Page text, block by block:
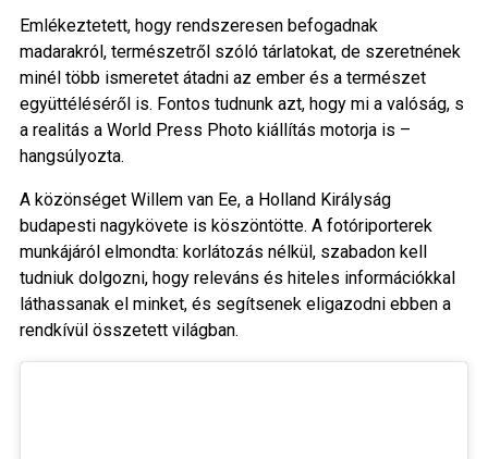
Emlékeztetett, hogy rendszeresen befogadnak
madarakról, természetről szóló tárlatokat, de szeretnének
minél több ismeretet átadni az ember és a természet
együttéléséről is. Fontos tudnunk azt, hogy mi a valóság, s
a realitás a World Press Photo kiállítás motorja is –
hangsúlyozta.
A közönséget Willem van Ee, a Holland Királyság
budapesti nagykövete is köszöntötte. A fotóriporterek
munkájáról elmondta: korlátozás nélkül, szabadon kell
tudniuk dolgozni, hogy releváns és hiteles információkkal
láthassanak el minket, és segítsenek eligazodni ebben a
rendkívül összetett világban.